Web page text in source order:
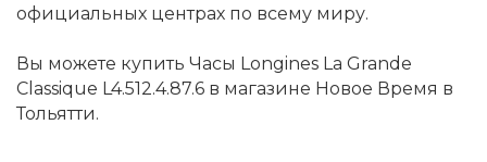
официальных центрах по всему миру.
Вы можете купить Часы Longines La Grande
Classique L4.512.4.87.6 в магазине Новое Время в
Тольятти.